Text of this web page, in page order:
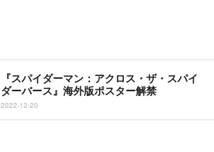
『スパイダーマン：アクロス・ザ・スパイ
ダーバース』海外版ポスター解禁
2022-12-20